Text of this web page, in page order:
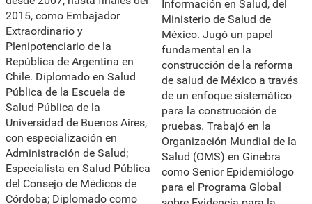
2015, como Embajador
Extraordinario y
Plenipotenciario de la
República de Argentina en
Chile. Diplomado en Salud
Pública de la Escuela de
Salud Pública de la
Universidad de Buenos Aires,
con especialización en
Administración de Salud;
Especialista en Salud Pública
del Consejo de Médicos de
Córdoba; Diplomado como
Información en Salud, del
Ministerio de Salud de
México. Jugó un papel
fundamental en la
construcción de la reforma
de salud de México a través
de un enfoque sistemático
para la construcción de
pruebas. Trabajó en la
Organización Mundial de la
Salud (OMS) en Ginebra
como Senior Epidemiólogo
para el Programa Global